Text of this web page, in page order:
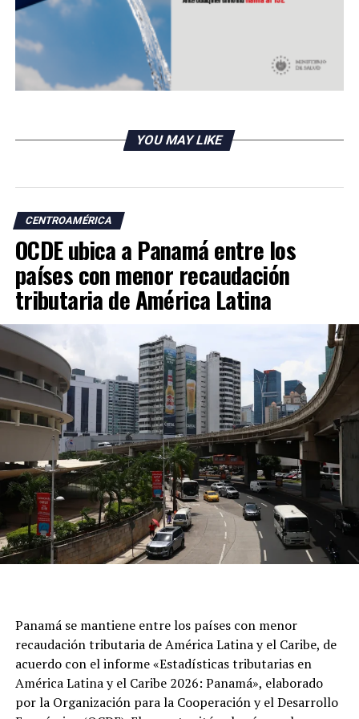
YOU MAY LIKE
CENTROAMÉRICA
OCDE ubica a Panamá entre los
países con menor recaudación
tributaria de América Latina
Panamá se mantiene entre los países con menor
recaudación tributaria de América Latina y el Caribe, de
acuerdo con el informe «Estadísticas tributarias en
América Latina y el Caribe 2026: Panamá», elaborado
por la Organización para la Cooperación y el Desarrollo